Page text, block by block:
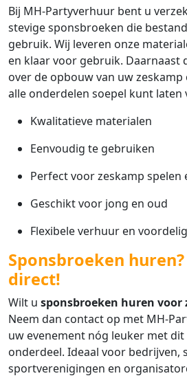
Bij MH-Partyverhuur bent u
stevige sponsbroeken die
gebruik. Wij leveren onze
en klaar voor gebruik. Daarnaast
over de opbouw van uw
alle onderdelen soepel kunt laten
Kwalitatieve materialen
Eenvoudig te gebruiken
Perfect voor zeskamp spelen
Geschikt voor jong en oud
Flexibele verhuur en
Sponsbroeken
direct!
Wilt u sponsbroeken huren voor
Neem dan contact op met MH-
uw evenement nóg leuker met
onderdeel. Ideaal voor bedrijven,
sportverenigingen en